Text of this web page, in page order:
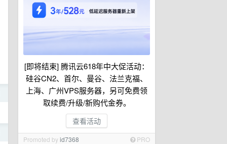
[即将结束] 腾讯云618年中大促活动：
硅谷CN2、首尔、曼谷、法兰克福、
上海、广州VPS服务器，另可免费领
取续费/升级/新购代金券。
查看活动
Promoted byid7368 PRO